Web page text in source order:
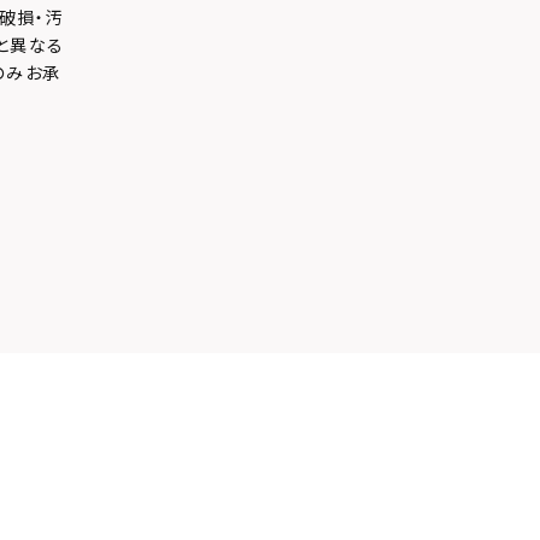
損・汚
異なる
みお承